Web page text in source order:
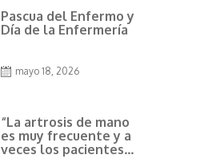
Pascua del Enfermo y
Día de la Enfermería
mayo 18, 2026
“La artrosis de mano
es muy frecuente y a
veces los pacientes